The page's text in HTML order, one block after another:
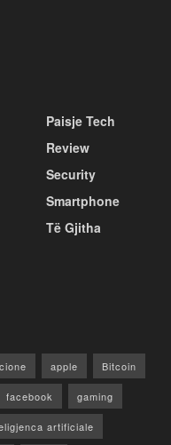
Paisje Tech
Review
Security
Smartphone
Të Gjitha
apple Bitcoin
facebook gaming
artificiale